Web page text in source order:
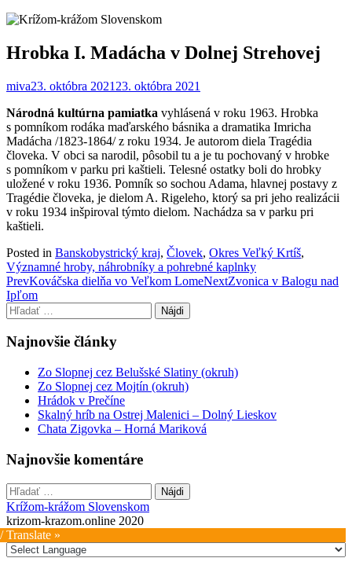
Hrobka I. Madácha v Dolnej Strehovej
miva23. októbra 2021 23. októbra 2021
Národná kultúrna pamiatka vyhlásená v roku 1963. Hrobka
s pomníkom rodáka maďarského básnika a dramatika Imricha
Madácha /1823-1864/ z roku 1934. Je autorom diela Tragédia
človeka. V obci sa narodil, pôsobil tu a je tu pochovaný v hrobke
s pomníkom v parku pri kaštieli. Telesné ostatky boli do hrobky
uložené v roku 1936. Pomník so sochou Adama, hlavnej postavy z
Tragédie človeka, je dielom A. Rigeleho, ktorý sa pri jeho realizácii
v roku 1934 inšpiroval týmto dielom. Nachádza sa v parku pri
kaštieli.
Posted in Banskobystrický kraj, Človek, Okres Veľký Krtíš,
Významné hroby, náhrobníky a pohrebné kaplnky
Post
navigation
PrevKováčska dielňa vo Veľkom LomeNextZvonica v Balogu nad
Ipľom
Hľadať:
Najnovšie články
Zo Slopnej cez Belušské Slatiny (okruh)
Zo Slopnej cez Mojtín (okruh)
Hrádok v Prečíne
Skalný hríb na Ostrej Malenici – Dolný Lieskov
Chata Zigovka – Horná Mariková
Najnovšie komentáre
Hľadať:
Krížom-krážom Slovenskom
krizom-krazom.online 2020
Translate »